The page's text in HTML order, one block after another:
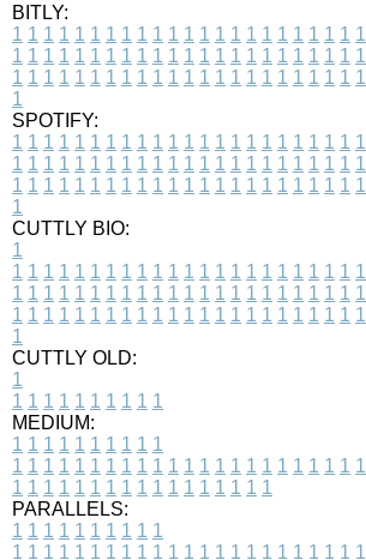
BITLY:
1 1 1 1 1 1 1 1 1 1 1 1 1 1 1 1 1 1 1 1 1 1 1
1 1 1 1 1 1 1 1 1 1 1 1 1 1 1 1 1 1 1 1 1 1 1
1 1 1 1 1 1 1 1 1 1 1 1 1 1 1 1 1 1 1 1 1 1 1
1
SPOTIFY:
1 1 1 1 1 1 1 1 1 1 1 1 1 1 1 1 1 1 1 1 1 1 1
1 1 1 1 1 1 1 1 1 1 1 1 1 1 1 1 1 1 1 1 1 1 1
1 1 1 1 1 1 1 1 1 1 1 1 1 1 1 1 1 1 1 1 1 1 1
1
CUTTLY BIO:
1
1 1 1 1 1 1 1 1 1 1 1 1 1 1 1 1 1 1 1 1 1 1 1
1 1 1 1 1 1 1 1 1 1 1 1 1 1 1 1 1 1 1 1 1 1 1
1 1 1 1 1 1 1 1 1 1 1 1 1 1 1 1 1 1 1 1 1 1 1
1
CUTTLY OLD:
1
1 1 1 1 1 1 1 1 1 1
MEDIUM:
1 1 1 1 1 1 1 1 1 1
1 1 1 1 1 1 1 1 1 1 1 1 1 1 1 1 1 1 1 1 1 1 1
1 1 1 1 1 1 1 1 1 1 1 1 1 1 1 1 1
PARALLELS:
1 1 1 1 1 1 1 1 1 1
1 1 1 1 1 1 1 1 1 1 1 1 1 1 1 1 1 1 1 1 1 1 1